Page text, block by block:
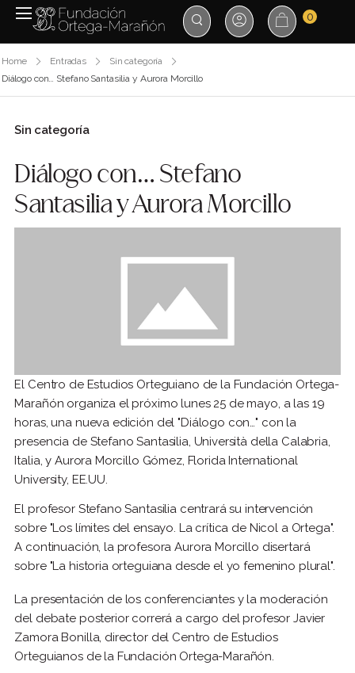
0
Home Entradas
Sin categoría
Diálogo con… Stefano Santasilia y Aurora Morcillo
Sin categoría
Diálogo con… Stefano
Santasilia y Aurora Morcillo
El Centro de Estudios Orteguiano de la Fundación Ortega-
Marañón organiza el próximo lunes 25 de mayo, a las 19
horas, una nueva edición del "Diálogo con…" con la
presencia de Stefano Santasilia, Università della Calabria,
Italia, y Aurora Morcillo Gómez, Florida International
University, EE.UU.
El profesor Stefano Santasilia centrará su intervención
sobre "Los límites del ensayo. La crítica de Nicol a Ortega".
A continuación, la profesora Aurora Morcillo disertará
sobre "La historia orteguiana desde el yo femenino plural".
La presentación de los conferenciantes y la moderación
del debate posterior correrá a cargo del profesor Javier
Zamora Bonilla, director del Centro de Estudios
Orteguianos de la Fundación Ortega-Marañón.